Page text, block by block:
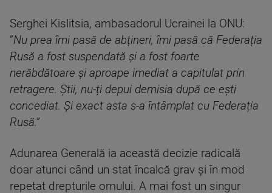
Serghei Kislitsia, ambasadorul Ucrainei la ONU:
”Nu prea îmi pasă de abțineri, îmi pasă că Federația
Rusă a fost suspendată și a fost foarte
nerăbdătoare și aproape imediat a capitulat prin
retragere. Știi, nu-ți depui demisia după ce ești
concediat. Și exact asta s-a întâmplat cu Federația
Rusă.”
Adunarea Generală ia această decizie radicală
doar atunci când un stat încalcă grav și în mod
repetat drepturile omului. A mai fost un singur